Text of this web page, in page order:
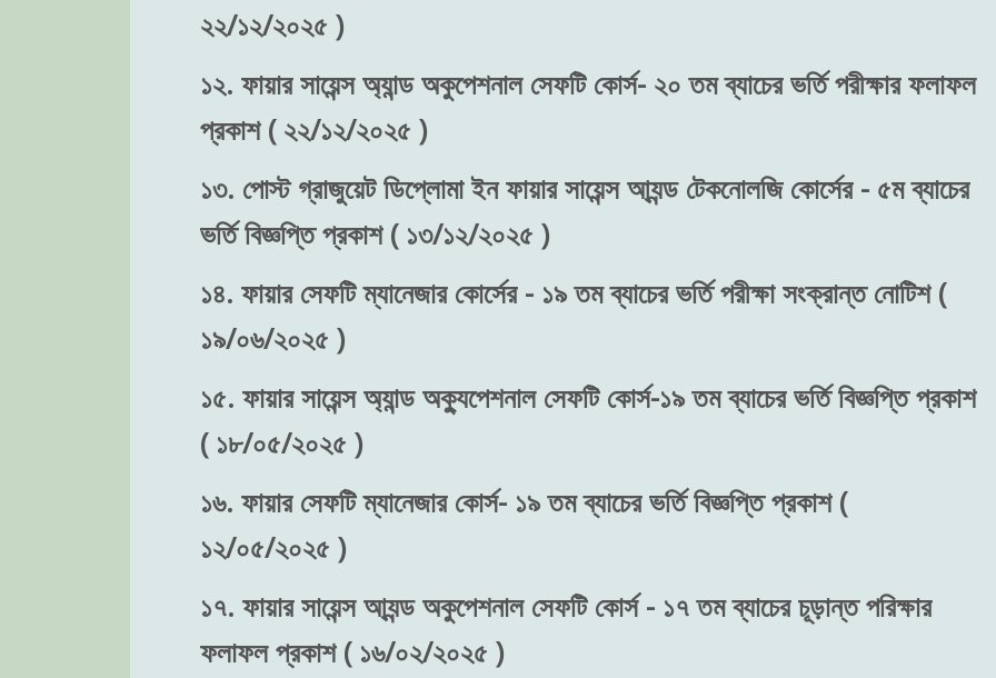
২২/১২/২০২৫ )
১২. ফায়ার সায়েন্স অ্যান্ড অকুপেশনাল সেফটি কোর্স- ২০ তম ব্যাচের ভর্তি পরীক্ষার ফলাফল
প্রকাশ ( ২২/১২/২০২৫ )
১৩. পোস্ট গ্রাজুয়েট ডিপ্লোমা ইন ফায়ার সায়েন্স আ্যন্ড টেকনোলজি কোর্সের - ৫ম ব্যাচের
ভর্তি বিজ্ঞপ্তি প্রকাশ ( ১৩/১২/২০২৫ )
১৪. ফায়ার সেফটি ম্যানেজার কোর্সের - ১৯ তম ব্যাচের ভর্তি পরীক্ষা সংক্রান্ত নোটিশ (
১৯/০৬/২০২৫ )
১৫. ফায়ার সায়েন্স অ্যান্ড অক্যুপেশনাল সেফটি কোর্স-১৯ তম ব্যাচের ভর্তি বিজ্ঞপ্তি প্রকাশ
( ১৮/০৫/২০২৫ )
১৬. ফায়ার সেফটি ম্যানেজার কোর্স- ১৯ তম ব্যাচের ভর্তি বিজ্ঞপ্তি প্রকাশ (
১২/০৫/২০২৫ )
১৭. ফায়ার সায়েন্স আ্যন্ড অকুপেশনাল সেফটি কোর্স - ১৭ তম ব্যাচের চূড়ান্ত পরিক্ষার
ফলাফল প্রকাশ ( ১৬/০২/২০২৫ )